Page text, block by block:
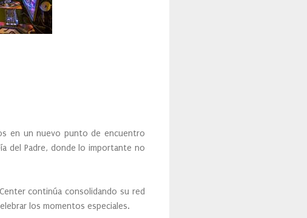
en un nuevo punto de encuentro
del Padre, donde lo importante no
continúa consolidando su red
los momentos especiales.